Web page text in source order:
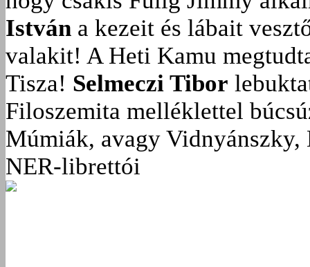
István a kezeit és lábait
valakit! A Heti Kamu
Tisza! Selmeczi Tibor
Filoszemita melléklettel
Múmiák, avagy Vidnyánszky,
NER-librettói